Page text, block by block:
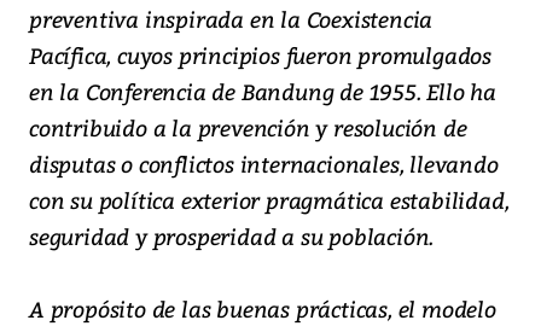
preventiva inspirada en la Coexistencia
Pacífica, cuyos principios fueron promulgados
en la Conferencia de Bandung de 1955. Ello ha
contribuido a la prevención y resolución de
disputas o conflictos internacionales, llevando
con su política exterior pragmática estabilidad,
seguridad y prosperidad a su población.
A propósito de las buenas prácticas, el modelo